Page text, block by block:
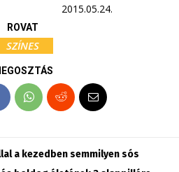
2015.05.24.
ROVAT
SZÍNES
a kezedben semmilyen sós